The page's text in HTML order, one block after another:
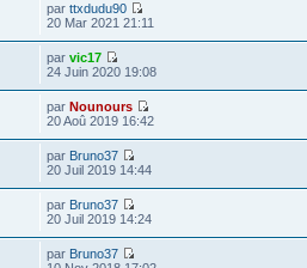
parttxdudu90
20 Mar 2021 21:11
parvic17
24 Juin 2020 19:08
parNounours
20 Aoû 2019 16:42
par Bruno37
20 Juil 2019 14:44
par Bruno37
20 Juil 2019 14:24
par Bruno37